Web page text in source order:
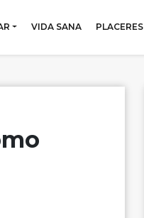
VIDA SANA PLACERES